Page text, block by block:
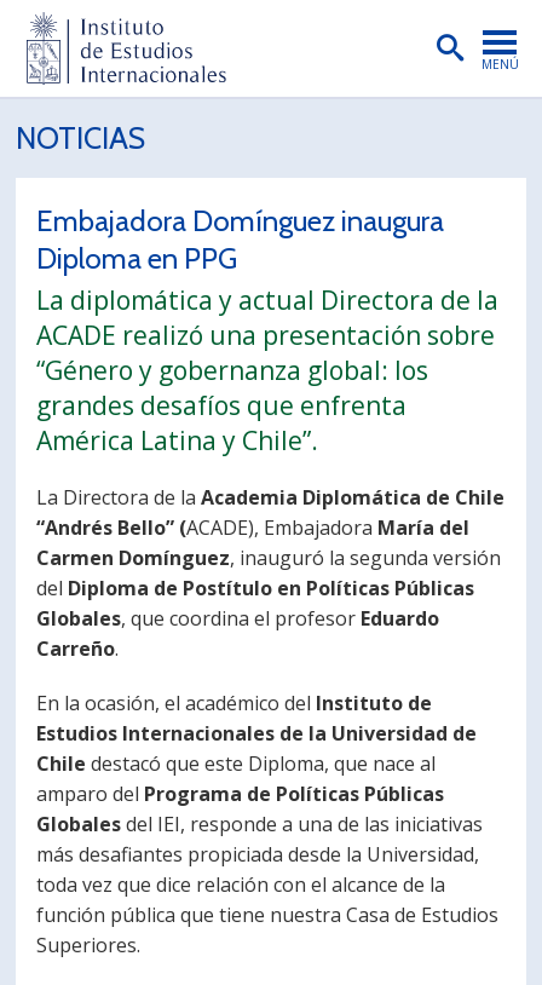
MENÚ
INSTITUTO
PREGRADO
POSTGRADO
INVESTIGACIÓN
EXTENSIÓN
PUBLICACIONES
ENGLISH
PORTUGUÊS
Postulantes Académicos
NOTICIAS
Embajadora Domínguez inaugura
Diploma en PPG
La diplomática y actual Directora de la
ACADE realizó una presentación sobre
“Género y gobernanza global: los
grandes desafíos que enfrenta
América Latina y Chile”.
La Directora de laAcademia Diplomática de Chile
“Andrés Bello” (ACADE), Embajadora María del
Carmen Domínguez, inauguró la segunda versión
del Diploma de Postítulo en Políticas Públicas
Globales, que coordina el profesor Eduardo
Carreño.
En la ocasión, el académico del Instituto de
Estudios Internacionales de la Universidad de
Chile destacó que este Diploma, que nace al
amparo del Programa de Políticas Públicas
Globalesdel IEI, responde a una de las iniciativas
más desafiantes propiciada desde la Universidad,
toda vez que dice relación con el alcance de la
función pública que tiene nuestra Casa de Estudios
Superiores.